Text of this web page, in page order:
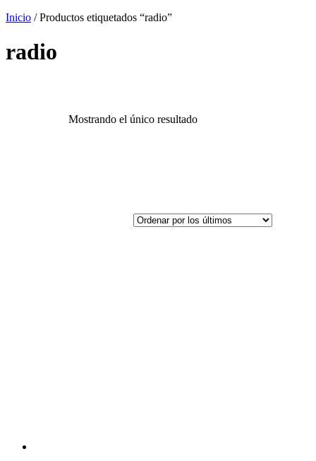
Inicio / Productos etiquetados “radio”
radio
Mostrando el único resultado